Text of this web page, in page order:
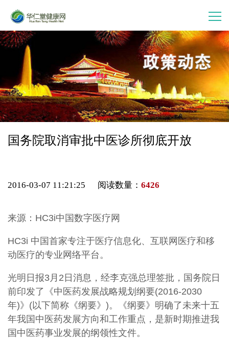
首 页
走进华仁堂
连锁加盟
案例分享
国务院取消审批中医诊所彻底开放
2016-03-07 11:21:25 阅读数量： 6426
来源：HC3i中国数字医疗网
HC3i 中国首家专注于医疗信息化、互联网医疗和移
动医疗的专业网络平台。
光明日报3月2日消息，经李克强总理签批，国务院日
前印发了《中医药发展战略规划纲要(2016-2030
年)》(以下简称《纲要》)。《纲要》明确了未来十五
年我国中医药发展方向和工作重点，是新时期推进我
国中医药事业发展的纲领性文件。